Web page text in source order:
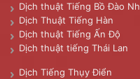
Dịch thuật Tiếng Bồ Đào
Dịch Thuật Tiếng Hàn
Dịch thuật Tiếng Ấn Độ
Dịch thuật tiếng Thái Lan
Dịch Tiếng Thụy Điển